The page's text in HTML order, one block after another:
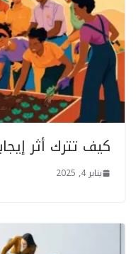
كيف تترك أثر
يناير 4, 2025